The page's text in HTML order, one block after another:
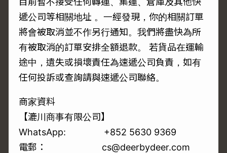
遞公司等相關地址 。一經發現，你的相關訂單
將會被取消並不作另行通知。我們將盡快為所
有被取消的訂單安排全額退款。 若貨品在運輸
途中，遺失或損壞責任為速遞公司負責，如有
任何投訴或查詢請與速遞公司聯絡。
商家資料
【漉川商事有限公司】
WhatsApp: +852 5630 9369
電郵： cs@deerbydeer.com